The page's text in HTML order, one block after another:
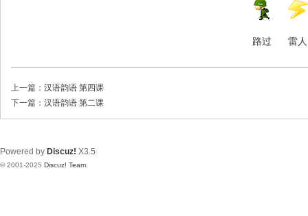
路过 雷人
上一篇： 汉语韵语 第四课
下一篇： 汉语韵语 第二课
Powered by Discuz! X3.5
© 2001-2025 Discuz! Team